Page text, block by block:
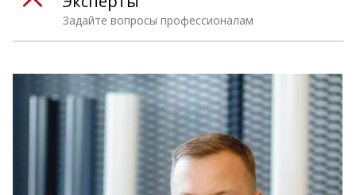
Задайте вопросы профессионалам